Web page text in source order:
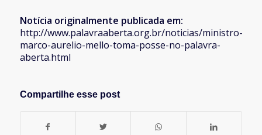
Notícia originalmente publicada em:
http://www.palavraaberta.org.br/noticias/ministro-
marco-aurelio-mello-toma-posse-no-palavra-
aberta.html
Compartilhe esse post